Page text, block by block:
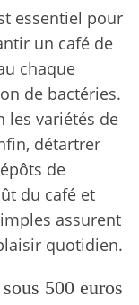
essentiel pour
un café de
chaque
de bactéries.
les variétés de
détartrer
de
du café et
assurent
quotidien.
500 euros